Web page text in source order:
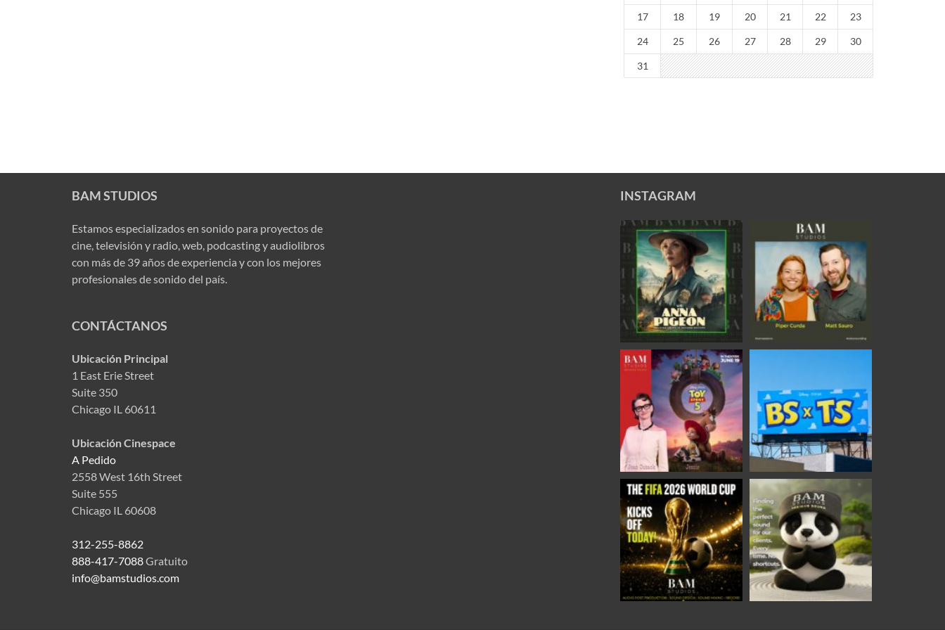
17 18 19 20 21 22 23
24 25 26 27 28 29 30
31
BAM STUDIOS
Estamos especializados en sonido para proyectos de
cine, televisión y radio, web, podcasting y audiolibros
con más de 39 años de experiencia y con los mejores
profesionales de sonido del país.
CONTÁCTANOS
Ubicación Principal
1 East Erie Street
Suite 350
Chicago IL 60611
Ubicación Cinespace
A Pedido
2558 West 16th Street
Suite 555
Chicago IL 60608
312-255-8862
888-417-7088Gratuito
info@bamstudios.com
INSTAGRAM